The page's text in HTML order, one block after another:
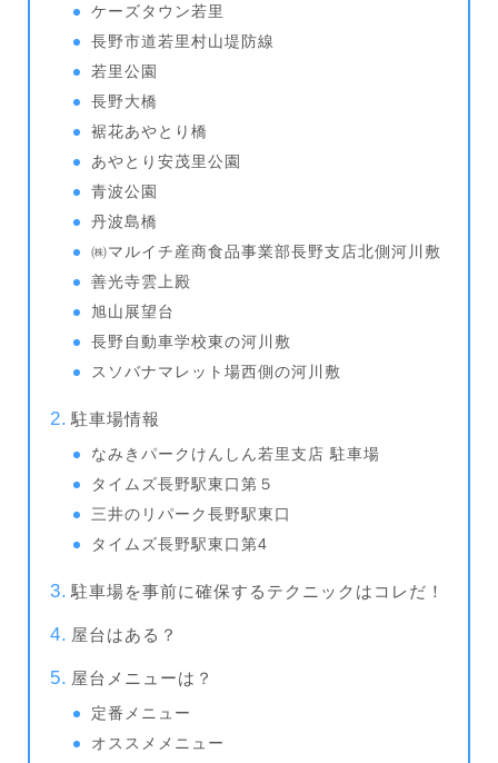
ケーズタウン若里
長野市道若里村山堤防線
若里公園
長野大橋
裾花あやとり橋
あやとり安茂里公園
青波公園
丹波島橋
㈱マルイチ産商食品事業部長野支店北側河川敷
善光寺雲上殿
旭山展望台
長野自動車学校東の河川敷
スソバナマレット場西側の河川敷
駐車場情報
なみきパークけんしん若里支店 駐車場
タイムズ長野駅東口第５
三井のリパーク長野駅東口
タイムズ長野駅東口第4
駐車場を事前に確保するテクニックはコレだ！
屋台はある？
屋台メニューは？
定番メニュー
オススメメニュー